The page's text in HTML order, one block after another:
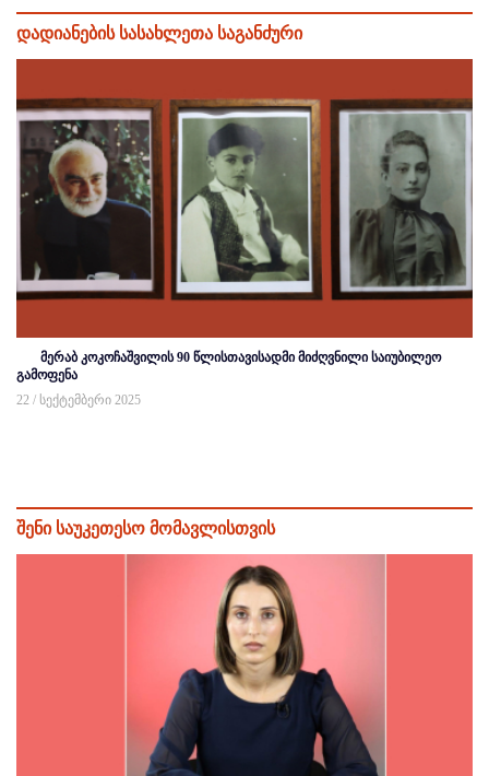
დადიანების სასახლეთა საგანძური
მერაბ კოკოჩაშვილის 90 წლისთავისადმი მიძღვნილი საიუბილეო
გამოფენა
22 / სექტემბერი 2025
შენი საუკეთესო მომავლისთვის